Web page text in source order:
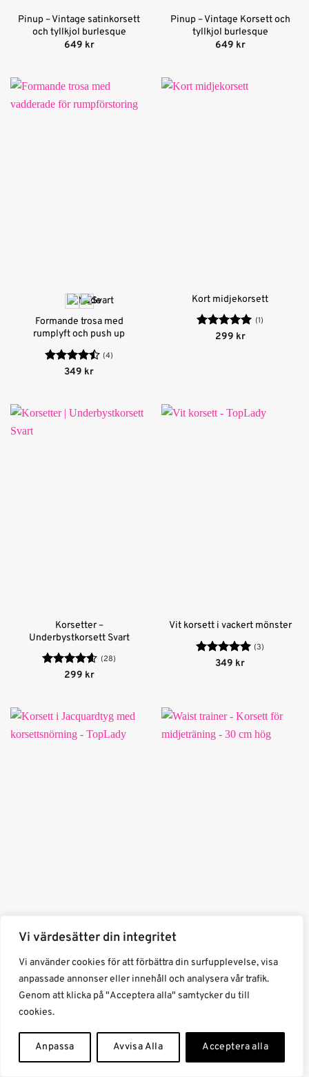
Vi värdesätter din integritet
Vi använder cookies för att förbättra din surfupplevelse, visa
anpassade annonser eller innehåll och analysera vår trafik.
Genom att klicka på "Acceptera alla" samtycker du till
cookies.
Anpassa Avvisa Alla Acceptera alla
Pinup – Vintage satinkorsett
och tyllkjol burlesque
649 kr
Pinup – Vintage Korsett och
tyllkjol burlesque
649 kr
Formande trosa med
rumplyft och push up
Betygsatt
(4)
349 kr
Kort midjekorsett
Betygsatt5
(1)
299 kr
Korsetter –
Underbystkorsett Svart
Betygsatt
(28)
299 kr
Vit korsett i vackert mönster
Betygsatt5
(3)
349 kr
mönster
Betygsatt
3.83 av
5
(6)
349kr
midjeträning – 30 cm hög
Betygsatt5
av 5
(1)
449kr